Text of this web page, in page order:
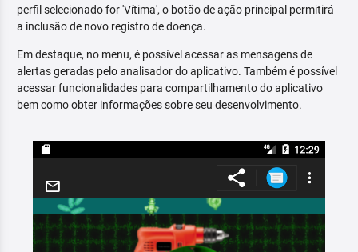
perfil selecionado for 'Vítima', o botão de ação principal permitirá
a inclusão de novo registro de doença.
Em destaque, no menu, é possível acessar as mensagens de
alertas geradas pelo analisador do aplicativo. Também é possível
acessar funcionalidades para compartilhamento do aplicativo
bem como obter informações sobre seu desenvolvimento.